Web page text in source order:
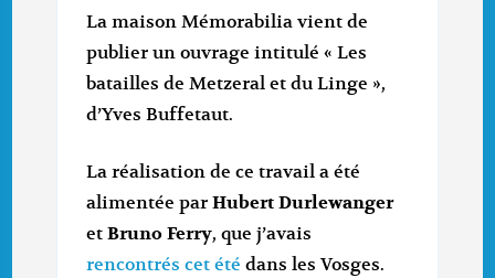
La maison Mémorabilia vient de
publier un ouvrage intitulé « Les
batailles de Metzeral et du Linge »,
d’Yves Buffetaut.
La réalisation de ce travail a été
alimentée parHubert Durlewanger
etBruno Ferry, que j’avais
rencontrés cet été dans les Vosges.